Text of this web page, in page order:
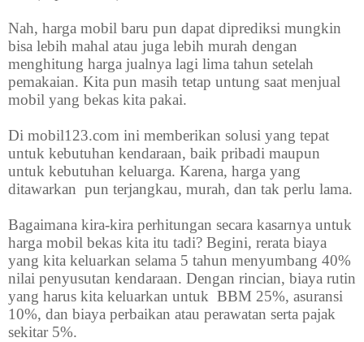
Nah, harga mobil baru pun dapat diprediksi mungkin
bisa lebih mahal atau juga lebih murah dengan
menghitung harga jualnya lagi lima tahun setelah
pemakaian. Kita pun masih tetap untung saat menjual
mobil yang bekas kita pakai.
Di mobil123.com ini memberikan solusi yang tepat
untuk kebutuhan kendaraan, baik pribadi maupun
untuk kebutuhan keluarga. Karena, harga yang
ditawarkan pun terjangkau, murah, dan tak perlu lama.
Bagaimana kira-kira perhitungan secara kasarnya untuk
harga mobil bekas kita itu tadi? Begini, rerata biaya
yang kita keluarkan selama 5 tahun menyumbang 40%
nilai penyusutan kendaraan. Dengan rincian, biaya rutin
yang harus kita keluarkan untuk BBM 25%, asuransi
10%, dan biaya perbaikan atau perawatan serta pajak
sekitar 5%.